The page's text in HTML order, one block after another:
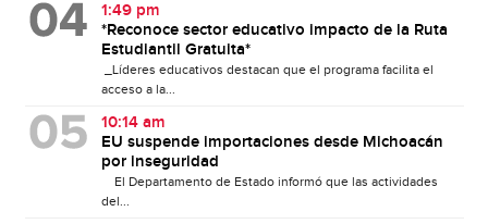
1:49 pm
*Reconoce sector educativo impacto de la Ruta
Estudiantil Gratuita*
_Líderes educativos destacan que el programa facilita el
acceso a la...
10:14 am
EU suspende importaciones desde Michoacán
por inseguridad
El Departamento de Estado informó que las actividades
del...